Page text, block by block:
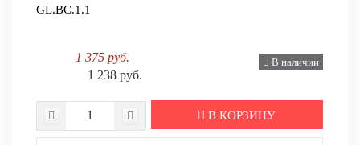
GL.BC.1.1
1 375 руб.
1 238 руб.
В наличии
В КОРЗИНУ